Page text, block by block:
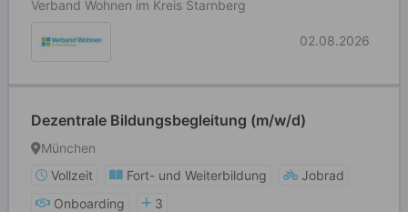
Verband Wohnen im Kreis Starnberg
02.08.2026
Dezentrale Bildungsbegleitung (m/w/d)
München
Vollzeit
Fort- und Weiterbildung
Jobrad
Onboarding
3